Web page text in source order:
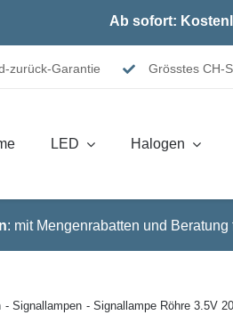
Ab sofort:
zurück-Garantie Grösstes CH-
LED Halogen
: mit Mengenrabatten und
Signallampen Signallampe Röhre 3.5V